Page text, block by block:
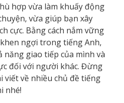
hợp vừa làm khuấy động
vừa giúp bạn xây
cực. Bằng cách nắm vững
ngợi trong tiếng Anh,
năng giao tiếp của mình và
đối với người khác. Đừng
viết về nhiều chủ đề tiếng
nhé!